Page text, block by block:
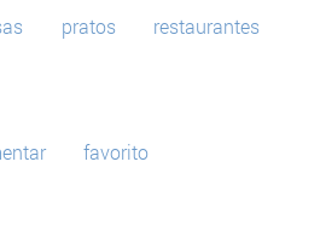
pratos restaurantes
favorito